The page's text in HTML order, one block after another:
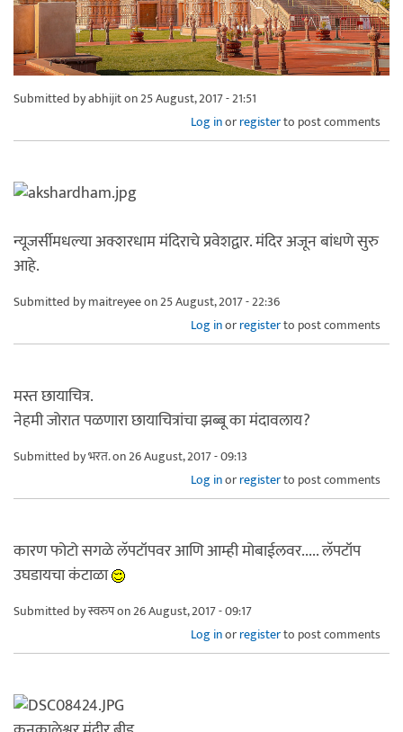
Submitted byabhijiton 25 August, 2017 - 21:51
Log inorregisterto post comments
न्यूजर्सीमधल्या अक्शरधाम मंदिराचे प्रवेशद्वार. मंदिर अजून बांधणे सुरु
आहे.
Submitted bymaitreyeeon 25 August, 2017 - 22:36
Log inorregisterto post comments
मस्त छायाचित्र.
नेहमी जोरात पळणारा छायाचित्रांचा झब्बू का मंदावलाय?
Submitted byभरत.on 26 August, 2017 - 09:13
Log inorregisterto post comments
कारण फोटो सगळे लॅपटॉपवर आणि आम्ही मोबाईलवर..... लॅपटॉप
उघडायचा कंटाळा
Submitted byस्वरुपon 26 August, 2017 - 09:17
Log inorregisterto post comments